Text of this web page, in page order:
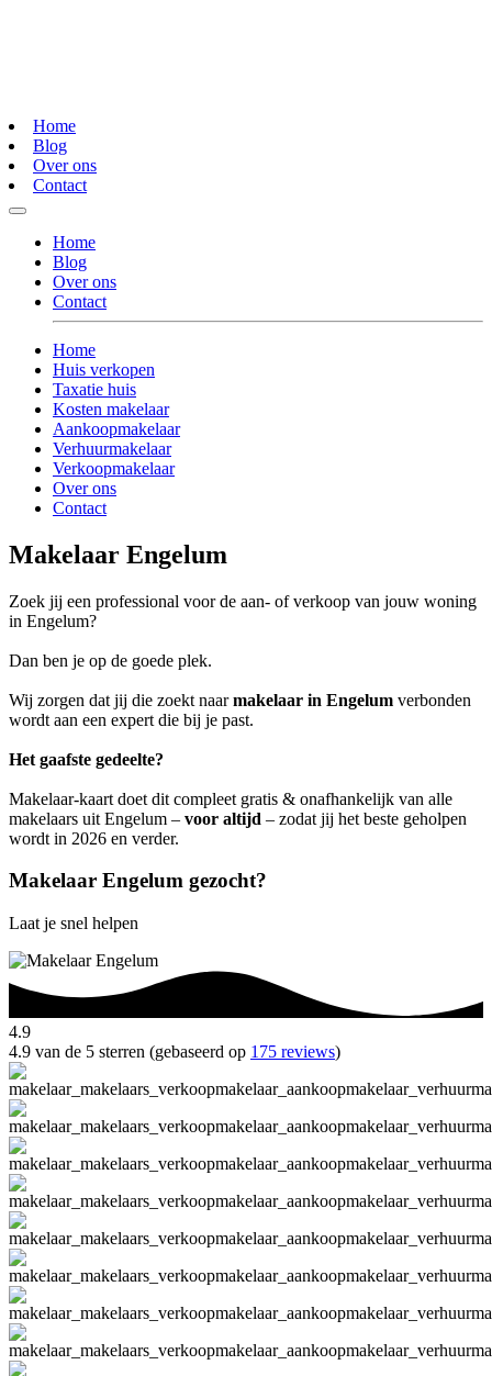
Home
Blog
Over ons
Contact
Home
Blog
Over ons
Contact
Home
Huis verkopen
Taxatie huis
Kosten makelaar
Aankoopmakelaar
Verhuurmakelaar
Verkoopmakelaar
Over ons
Contact
Makelaar Engelum
Zoek jij een professional voor de aan- of verkoop van jouw woning
in Engelum?
Dan ben je op de goede plek.
Wij zorgen dat jij die zoekt naarmakelaar in Engelum verbonden
wordt aan een expert die bij je past.
Het gaafste gedeelte?
Makelaar-kaart doet dit compleet gratis & onafhankelijk van alle
makelaars uit Engelum – voor altijd – zodat jij het beste geholpen
wordt in 2026 en verder.
Makelaar Engelum gezocht?
Laat je snel helpen
4.9
4.9 van de 5 sterren (gebaseerd op 175 reviews)